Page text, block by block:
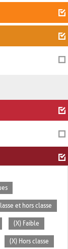
et hors classe
(X) Faible
(X) Hors classe